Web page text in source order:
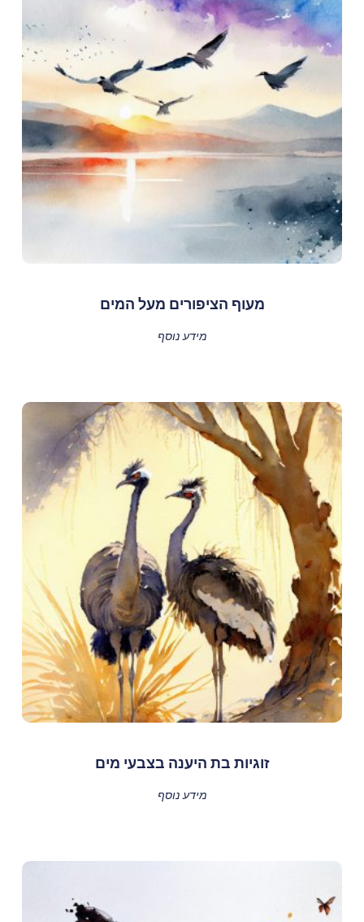
מעוף הציפורים מעל המים
מידע נוסף
זוגיות בת היענה בצבעי מים
מידע נוסף